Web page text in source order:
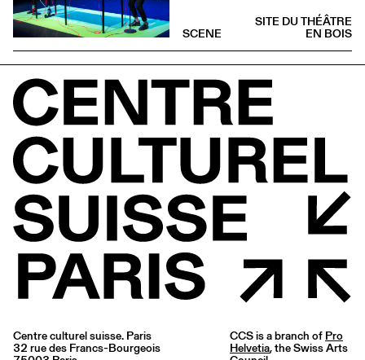
SITE DU THÉÂTRE
EN BOIS
SCENE
Centre culturel suisse. Paris
32 rue des Francs-Bourgeois
CCS is a branch of Pro
Helvetia, the Swiss Arts